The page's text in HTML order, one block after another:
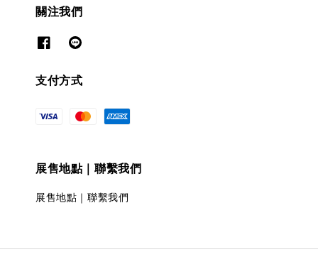
關注我們
支付方式
展售地點｜聯繫我們
展售地點｜聯繫我們